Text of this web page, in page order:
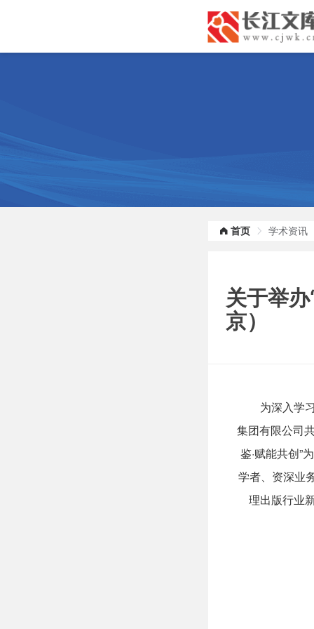
首页 学术资讯
关于举
京）
为深入学
集团有限公司
鉴·赋能共创”
学者、资深业
理出版行业